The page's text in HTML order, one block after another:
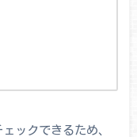
ックできるため、